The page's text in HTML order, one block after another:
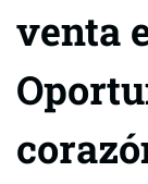
venta